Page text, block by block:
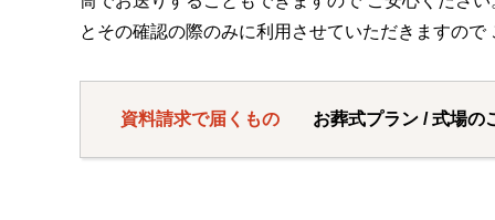
とその確認の際のみに利用させていただきますので
資料請求で届くもの お葬式プラン / 式場の